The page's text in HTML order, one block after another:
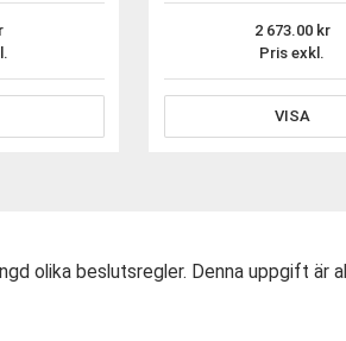
Pris exkl.
2 673.00
VISA